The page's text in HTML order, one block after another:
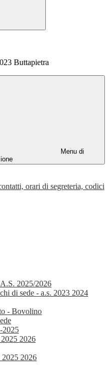
Buttapietra
Menu di
orari di segreteria, codici
2025/2026
di sede - a.s. 2023 2024
- Bovolino
2025
2026
2025 2026